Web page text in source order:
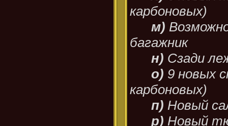
карбоновых)
м)
багажник
н) Сзади
о) 9 новых
карбоновых)
п) Новый
р) Новый